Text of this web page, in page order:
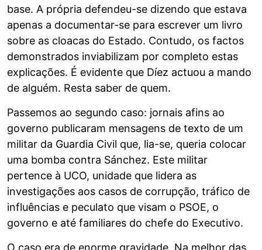
base. A própria defendeu-se dizendo que estava
apenas a documentar-se para escrever um livro
sobre as cloacas do Estado. Contudo, os factos
demonstrados inviabilizam por completo estas
explicações. É evidente que Díez actuou a mando
de alguém. Resta saber de quem.
Passemos ao segundo caso: jornais afins ao
governo publicaram mensagens de texto de um
militar da Guardia Civil que, lia-se, queria colocar
uma bomba contra Sánchez. Este militar
pertence à UCO, unidade que lidera as
investigações aos casos de corrupção, tráfico de
influências e peculato que visam o PSOE, o
governo e até familiares do chefe do Executivo.
O caso era de enorme gravidade. Na melhor das